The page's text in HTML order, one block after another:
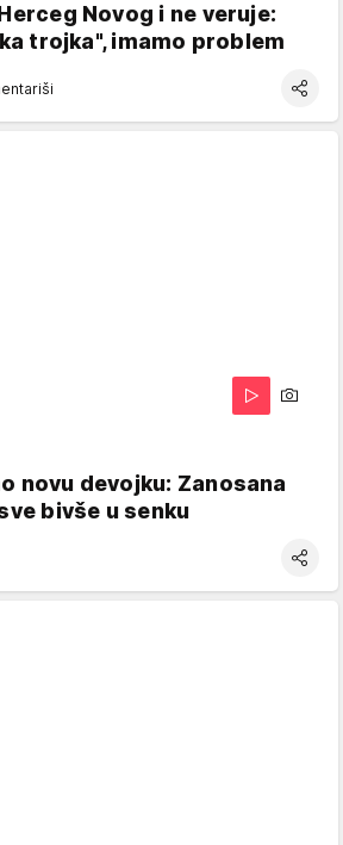
Novog i ne veruje:
trojka", imamo problem
novu devojku: Zanosana
bivše u senku